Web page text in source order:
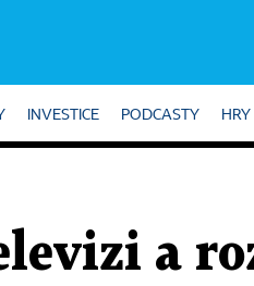
INVESTICE PODCASTY HRY
a